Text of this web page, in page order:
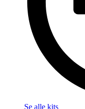
Se alle kits